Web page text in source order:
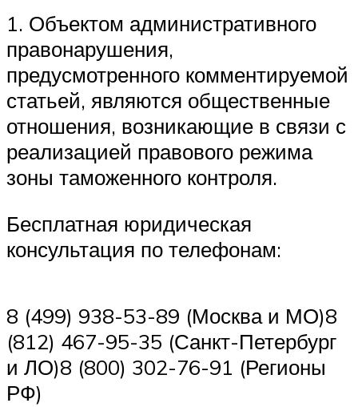
1. Объектом административного
правонарушения,
предусмотренного комментируемой
статьей, являются общественные
отношения, возникающие в связи с
реализацией правового режима
зоны таможенного контроля.
Бесплатная юридическая
консультация по телефонам:
8 (499) 938-53-89 (Москва и МО)8
(812) 467-95-35 (Санкт-Петербург
и ЛО)8 (800) 302-76-91 (Регионы
РФ)